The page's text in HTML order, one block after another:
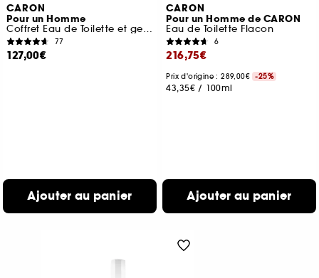
CARON
Pour un Homme
Coffret Eau de Toilette et gel Douche Le Soir
77
127,00€
Ajouter au panier
CARON
Pour un Homme de CARON
Eau de Toilette Flacon
6
216,75€
Prix d'origine : 289,00€ -25%
43,35€ / 100ml
Ajouter au panier